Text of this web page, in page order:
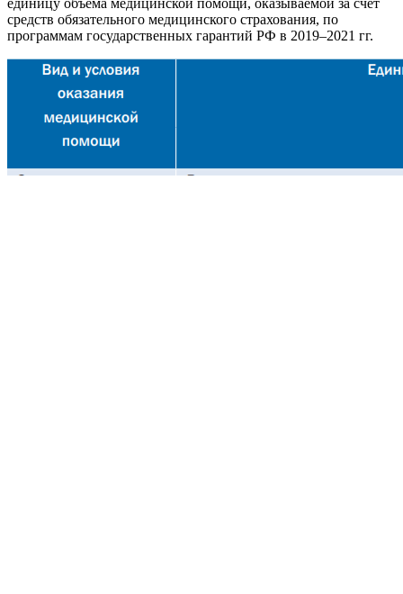
средств обязательного медицинского страхования, по
программам государственных гарантий РФ в 2019–2021 гг.